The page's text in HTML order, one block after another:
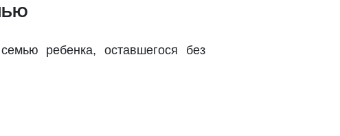
ребенка, оставшегося без